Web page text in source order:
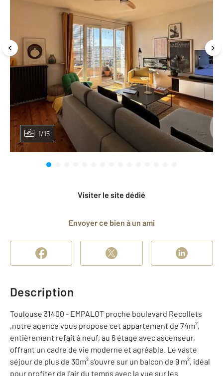
1/15
Visiter le site dédié
Envoyer ce bien à un ami
Description
Toulouse 31400 - EMPALOT proche boulevard Recollets
,notre agence vous propose cet appartement de 74m²,
entièrement refait à neuf, au 6 étage avec ascenseur,
offrant un cadre de vie moderne et agréable. Le vaste
séjour de plus de 30m² s'ouvre sur un balcon de 9 m², idéal
pour profiter de l'air du temps avec la vue sur les